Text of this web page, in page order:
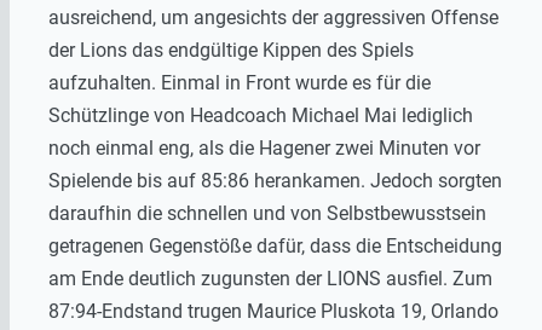
ausreichend, um angesichts der aggressiven Offense
der Lions das endgültige Kippen des Spiels
aufzuhalten. Einmal in Front wurde es für die
Schützlinge von Headcoach Michael Mai lediglich
noch einmal eng, als die Hagener zwei Minuten vor
Spielende bis auf 85:86 herankamen. Jedoch sorgten
daraufhin die schnellen und von Selbstbewusstsein
getragenen Gegenstöße dafür, dass die Entscheidung
am Ende deutlich zugunsten der LIONS ausfiel. Zum
87:94-Endstand trugen Maurice Pluskota 19, Orlando